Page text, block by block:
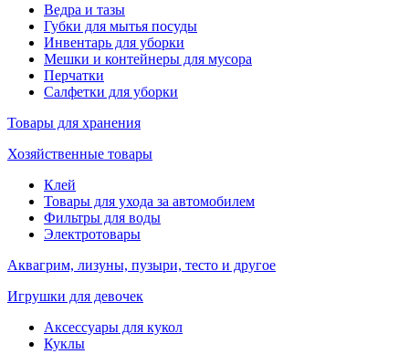
Ведра и тазы
Губки для мытья посуды
Инвентарь для уборки
Мешки и контейнеры для мусора
Перчатки
Салфетки для уборки
Товары для хранения
Хозяйственные товары
Клей
Товары для ухода за автомобилем
Фильтры для воды
Электротовары
Аквагрим, лизуны, пузыри, тесто и другое
Игрушки для девочек
Аксессуары для кукол
Куклы